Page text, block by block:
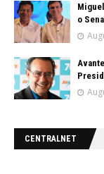
o
CENTRALNET